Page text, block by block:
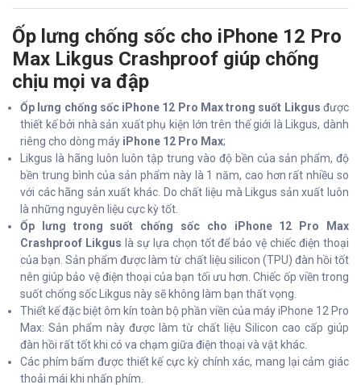
Ốp lưng chống sốc cho iPhone 12 Pro
Max Likgus Crashproof giúp chống
chịu mọi va đập
Ốp lưng chống sốc iPhone 12 Pro Max trong suốt Likgus được
thiết kế bởi nhà sản xuất phụ kiện lớn trên thế giới là Likgus, dành
riêng cho dòng máy iPhone 12 Pro Max;
Likgus là hãng luôn luôn tập trung vào độ bền của sản phẩm, độ
bền trung bình của sản phẩm này là 1 năm, cao hơn rất nhiều so
với các hãng sản xuất khác. Do chất liệu mà Likgus sản xuất luôn
là những nguyên liệu cực kỳ tốt.
Ốp lưng trong suốt chống sốc cho iPhone 12 Pro Max
Crashproof Likgus là sự lựa chọn tốt để bảo vệ chiếc điện thoại
của bạn. Sản phẩm được làm từ chất liệu silicon (TPU) đàn hồi tốt
nên giúp bảo vệ điện thoại của bạn tối ưu hơn. Chiếc ốp viền trong
suốt chống sốc Likgus này sẽ không làm bạn thất vọng.
Thiết kế đặc biệt ôm kín toàn bộ phần viền của máy iPhone 12 Pro
Max: Sản phẩm này được làm từ chất liệu Silicon cao cấp giúp
đàn hồi rất tốt khi có va chạm giữa điện thoại và vật khác.
Các phím bấm được thiết kế cực kỳ chính xác, mang lại cảm giác
thoải mái khi nhấn phím.